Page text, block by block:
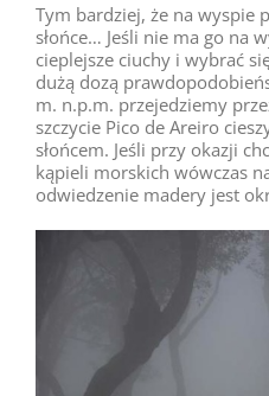
Tym bardziej, że na wyspie
słońce… Jeśli nie ma go na
cieplejsze ciuchy i wybrać
dużą dozą
m. n.p.m. przejedziemy
szczycie Pico de Areiro
słońcem. Jeśli przy okazji
kąpieli morskich wówczas
odwiedzenie madery jest